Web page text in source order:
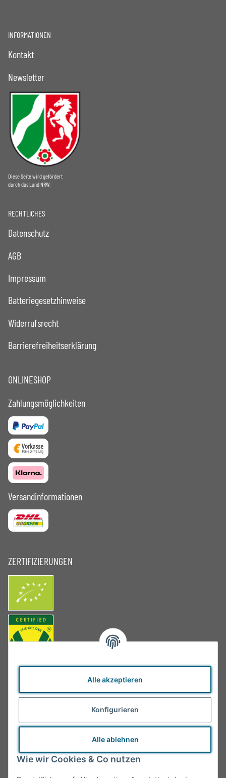
Alle akzeptieren
Konfigurieren
Alle ablehnen
Wie wir Cookies & Co nutzen
INFORMATIONEN
Kontakt
Newsletter
Diese Seite wird gefördert
durch das Land NRW.
RECHTLICHES
Datenschutz
AGB
Impressum
Batteriegesetzhinweise
Widerrufsrecht
Barrierefreiheitserklärung
ONLINESHOP
Zahlungsmöglichkeiten
Versandinformationen
ZERTIFIZIERUNGEN